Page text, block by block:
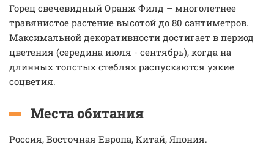
Горец свечевидный Оранж Филд – многолетнее
травянистое растение высотой до 80 сантиметров.
Максимальной декоративности достигает в период
цветения (середина июля - сентябрь), когда на
длинных толстых стеблях распускаются узкие
соцветия.
Места обитания
Россия, Восточная Европа, Китай, Япония.